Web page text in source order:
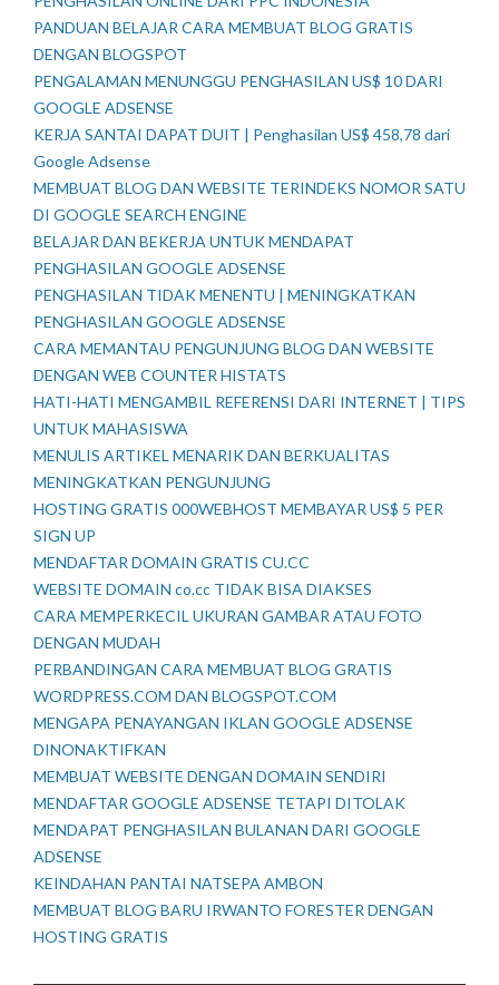
PANDUAN BELAJAR CARA MEMBUAT BLOG GRATIS
DENGAN BLOGSPOT
PENGALAMAN MENUNGGU PENGHASILAN US$ 10 DARI
GOOGLE ADSENSE
KERJA SANTAI DAPAT DUIT | Penghasilan US$ 458,78 dari
Google Adsense
MEMBUAT BLOG DAN WEBSITE TERINDEKS NOMOR SATU
DI GOOGLE SEARCH ENGINE
BELAJAR DAN BEKERJA UNTUK MENDAPAT
PENGHASILAN GOOGLE ADSENSE
PENGHASILAN TIDAK MENENTU | MENINGKATKAN
PENGHASILAN GOOGLE ADSENSE
CARA MEMANTAU PENGUNJUNG BLOG DAN WEBSITE
DENGAN WEB COUNTER HISTATS
HATI-HATI MENGAMBIL REFERENSI DARI INTERNET | TIPS
UNTUK MAHASISWA
MENULIS ARTIKEL MENARIK DAN BERKUALITAS
MENINGKATKAN PENGUNJUNG
HOSTING GRATIS 000WEBHOST MEMBAYAR US$ 5 PER
SIGN UP
MENDAFTAR DOMAIN GRATIS CU.CC
WEBSITE DOMAIN co.cc TIDAK BISA DIAKSES
CARA MEMPERKECIL UKURAN GAMBAR ATAU FOTO
DENGAN MUDAH
PERBANDINGAN CARA MEMBUAT BLOG GRATIS
WORDPRESS.COM DAN BLOGSPOT.COM
MENGAPA PENAYANGAN IKLAN GOOGLE ADSENSE
DINONAKTIFKAN
MEMBUAT WEBSITE DENGAN DOMAIN SENDIRI
MENDAFTAR GOOGLE ADSENSE TETAPI DITOLAK
MENDAPAT PENGHASILAN BULANAN DARI GOOGLE
ADSENSE
KEINDAHAN PANTAI NATSEPA AMBON
MEMBUAT BLOG BARU IRWANTO FORESTER DENGAN
HOSTING GRATIS